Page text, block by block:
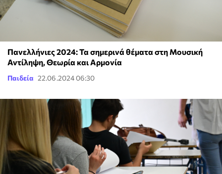
Πανελλήνιες 2024: Τα σημερινά θέματα στη Μουσική
Αντίληψη, Θεωρία και Αρμονία
Παιδεία 22.06.2024 06:30